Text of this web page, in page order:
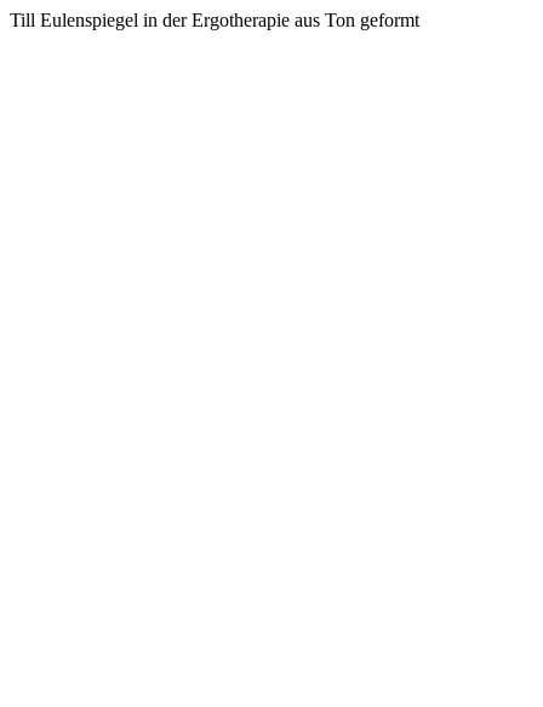
Till Eulenspiegel in der Ergotherapie aus Ton geformt